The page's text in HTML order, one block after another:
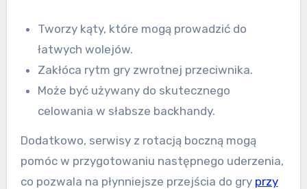
Tworzy kąty, które mogą prowadzić do
łatwych wolejów.
Zakłóca rytm gry zwrotnej przeciwnika.
Może być używany do skutecznego
celowania w słabsze backhandy.
Dodatkowo, serwisy z rotacją boczną mogą
pomóc w przygotowaniu następnego uderzenia,
co pozwala na płynniejsze przejścia do gry przy